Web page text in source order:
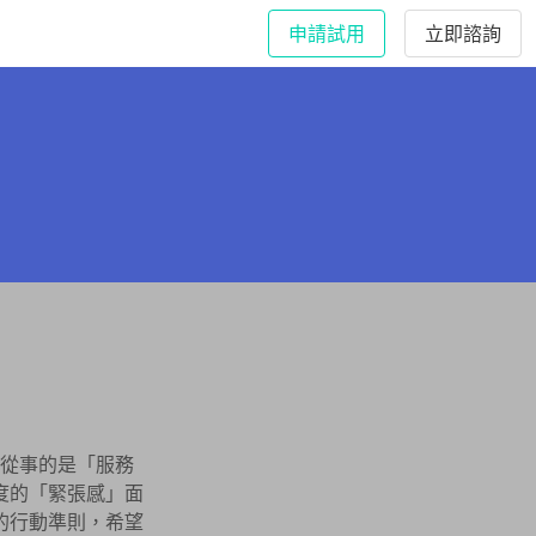
申請試用 立即諮詢
事的是「服務
的「緊張感」面
行動準則，希望